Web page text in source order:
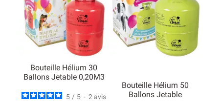
Bouteille Hélium 30
Ballons Jetable 0,20M3
5 / 5 - 2 avis
Bouteille Hélium 50
Ballons Jetable